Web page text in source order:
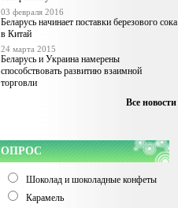
03 февраля 2016
Беларусь начинает поставки березового сока
в Китай
24 марта 2015
Беларусь и Украина намерены
способствовать развитию взаимной
торговли
Все новости
ОПРОС
Шоколад и шоколадные конфеты
Карамель